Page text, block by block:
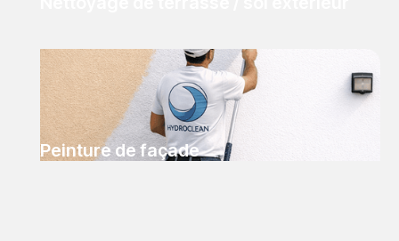
Peinture de façade